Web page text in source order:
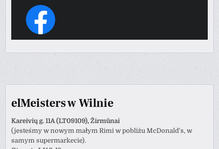
elMeisters w Wilnie
Kareivių g. 11A (LT09109), Žirmūnai
(jesteśmy w nowym małym Rimi w pobliżu McDonald's, w
samym supermarkecie).